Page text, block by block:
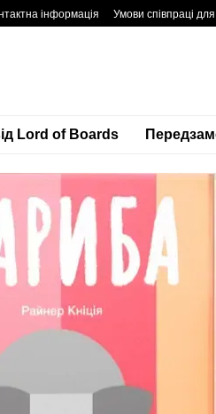
інформація Умови співпраці для
Lord of Boards